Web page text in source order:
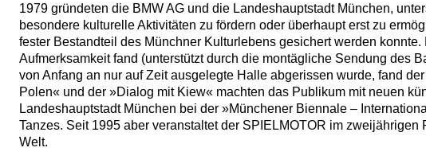
1979 gründeten die BMW AG und die Landeshauptstadt München,
besondere kulturelle Aktivitäten zu fördern oder überhaupt erst zu
fester Bestandteil des Münchner Kulturlebens gesichert werden
Aufmerksamkeit fand (unterstützt durch die montägliche Sendung des
von Anfang an nur auf Zeit ausgelegte Halle abgerissen wurde, fand
Polen« und der »Dialog mit Kiew« machten das Publikum mit neuen
Landeshauptstadt München bei der »Münchener Biennale –
Tanzes. Seit 1995 aber veranstaltet der SPIELMOTOR im
Welt.